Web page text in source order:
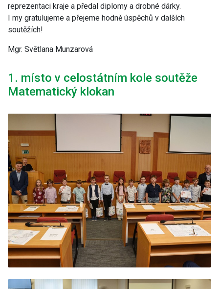
reprezentaci kraje a předal diplomy a drobné dárky.
I my gratulujeme a přejeme hodně úspěchů v dalších
soutěžích!
Mgr. Světlana Munzarová
1. místo v celostátním kole soutěže
Matematický klokan